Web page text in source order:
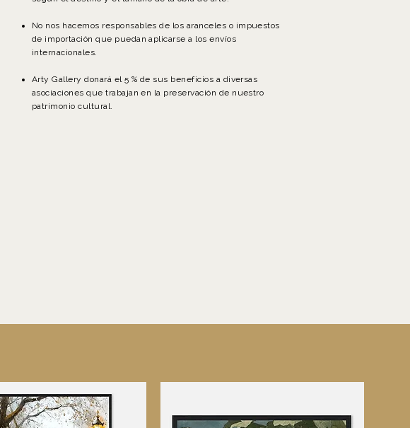
No nos hacemos responsables de los aranceles o impuestos
de importación que puedan aplicarse a los envíos
internacionales.
Arty Gallery donará el 5 % de sus beneficios a diversas
asociaciones que trabajan en la preservación de nuestro
patrimonio cultural.